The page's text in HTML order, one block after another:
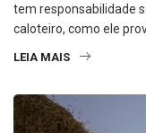
tem responsabilidade
caloteiro, como ele
LEIA MAIS